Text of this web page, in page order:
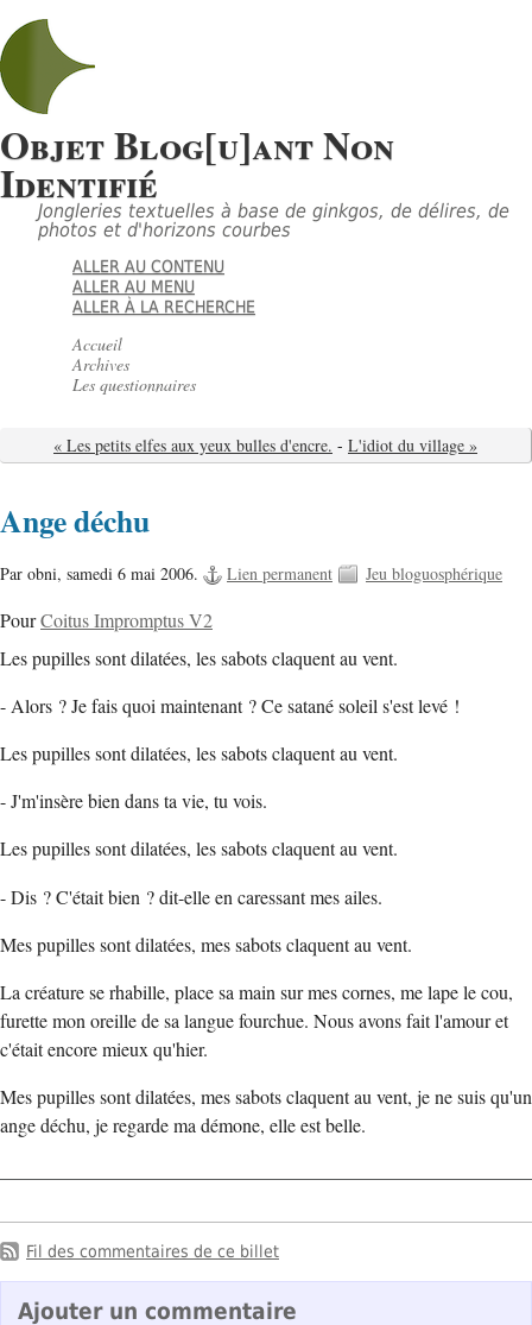
Objet Blog[u]ant Non
Identifié
Jongleries textuelles à base de ginkgos, de délires, de
photos et d'horizons courbes
ALLER AU CONTENU
ALLER AU MENU
ALLER À LA RECHERCHE
Accueil
Archives
Les questionnaires
« Les petits elfes aux yeux bulles d'encre. - L'idiot du village »
Ange déchu
Par obni, samedi 6 mai 2006. Lien permanent Jeu bloguosphérique
PourCoitus Impromptus V2
Les pupilles sont dilatées, les sabots claquent au vent.
- Alors ? Je fais quoi maintenant ? Ce satané soleil s'est levé !
Les pupilles sont dilatées, les sabots claquent au vent.
- J'm'insère bien dans ta vie, tu vois.
Les pupilles sont dilatées, les sabots claquent au vent.
- Dis ? C'était bien ? dit-elle en caressant mes ailes.
Mes pupilles sont dilatées, mes sabots claquent au vent.
La créature se rhabille, place sa main sur mes cornes, me lape le cou,
furette mon oreille de sa langue fourchue. Nous avons fait l'amour et
c'était encore mieux qu'hier.
Mes pupilles sont dilatées, mes sabots claquent au vent, je ne suis qu'un
ange déchu, je regarde ma démone, elle est belle.
Fil des commentaires de ce billet
Ajouter un commentaire